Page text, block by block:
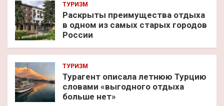
ТУРИЗМ
Раскрыты преимущества отдыха
в одном из самых старых городов
России
ТУРИЗМ
Турагент описала летнюю Турцию
словами «выгодного отдыха
больше нет»